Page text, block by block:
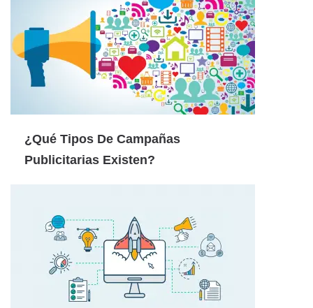
¿Qué Tipos De Campañas
Publicitarias Existen?